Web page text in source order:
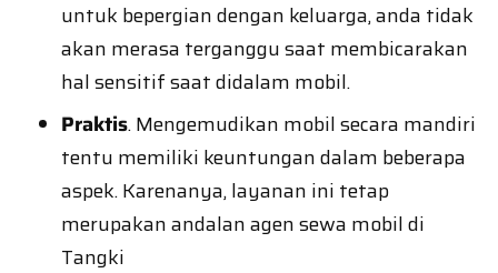
untuk bepergian dengan keluarga, anda tidak
akan merasa terganggu saat membicarakan
hal sensitif saat didalam mobil.
Praktis. Mengemudikan mobil secara mandiri
tentu memiliki keuntungan dalam beberapa
aspek. Karenanya, layanan ini tetap
merupakan andalan agen sewa mobil di
Tangki